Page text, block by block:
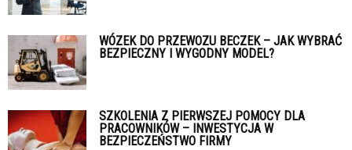
WÓZEK DO PRZEWOZU BECZEK – JAK WYBRAĆ
BEZPIECZNY I WYGODNY MODEL?
SZKOLENIA Z PIERWSZEJ POMOCY DLA
PRACOWNIKÓW – INWESTYCJA W
BEZPIECZEŃSTWO FIRMY